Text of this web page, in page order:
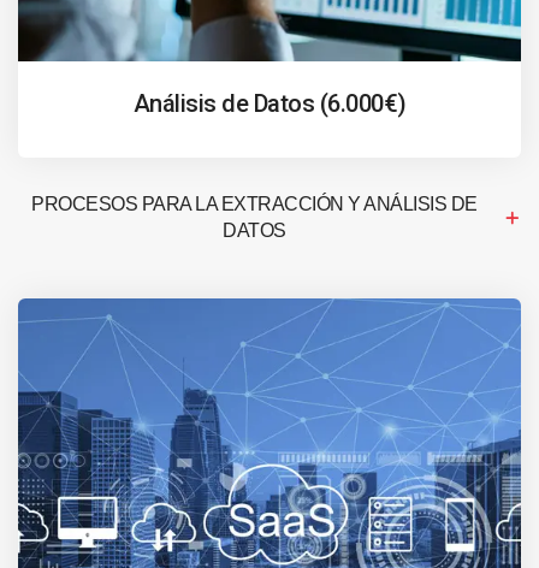
Análisis de Datos (6.000€)
PROCESOS PARA LA EXTRACCIÓN Y ANÁLISIS DE
DATOS